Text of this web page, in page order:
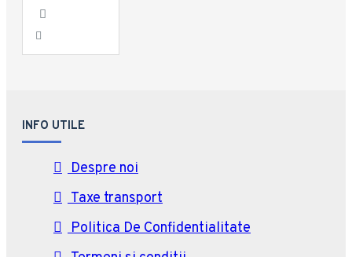
INFO UTILE
Despre noi
Taxe transport
Politica De Confidentialitate